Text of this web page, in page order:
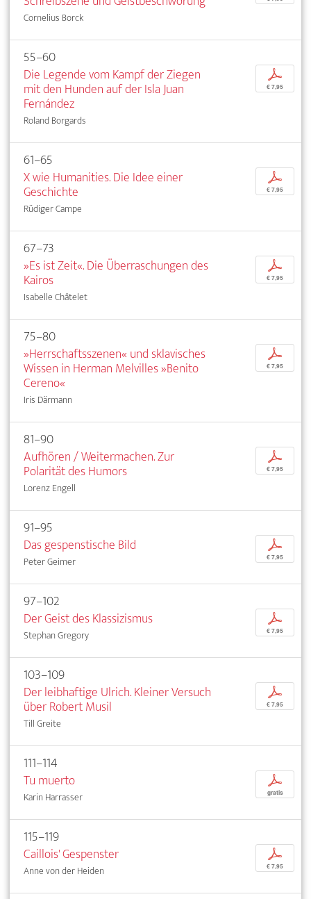
Cornelius Borck
55–60
Die Legende vom Kampf der Ziegen
mit den Hunden auf der Isla Juan
Fernández
Roland Borgards
p
€ 7,95
61–65
X wie Humanities. Die Idee einer
Geschichte
Rüdiger Campe
p
€ 7,95
67–73
»Es ist Zeit«. Die Überraschungen des
Kairos
Isabelle Châtelet
p
€ 7,95
75–80
»Herrschaftsszenen« und sklavisches
Wissen in Herman Melvilles »Benito
Cereno«
Iris Därmann
p
€ 7,95
81–90
Aufhören / Weitermachen. Zur
Polarität des Humors
Lorenz Engell
p
€ 7,95
91–95
Das gespenstische Bild
Peter Geimer
p
€ 7,95
97–102
Der Geist des Klassizismus
Stephan Gregory
p
€ 7,95
103–109
Der leibhaftige Ulrich. Kleiner Versuch
über Robert Musil
Till Greite
p
€ 7,95
111–114
Tu muerto
Karin Harrasser
p
gratis
115–119
Caillois' Gespenster
Anne von der Heiden
p
€ 7,95